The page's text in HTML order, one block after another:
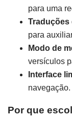
para uma
Traduções
para
Modo de
versículos
Interface
navegação.
Por que